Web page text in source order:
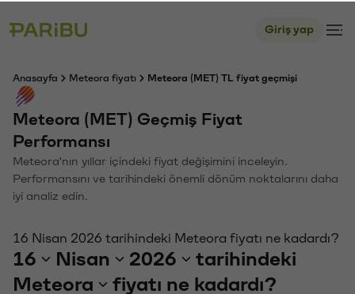
Giriş yap
Anasayfa Meteora fiyatı Meteora (MET) TL fiyat geçmişi
Meteora (MET) Geçmiş Fiyat
Performansı
Meteora'nın yıllar içindeki fiyat değişimini inceleyin.
Performansını ve tarihindeki önemli dönüm noktalarını daha
iyi analiz edin.
16 Nisan 2026 tarihindeki Meteora fiyatı ne kadardı?
16 Nisan 2026
tarihindeki
Meteora
fiyatı ne kadardı?